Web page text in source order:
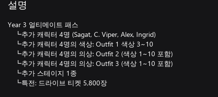
설명
Year 3 얼티메이트 패스
┗추가 캐릭터 4명 (Sagat, C. Viper, Alex, Ingrid)
┗추가 캐릭터 4명의 색상: Outfit 1 색상 3~10
┗추가 캐릭터 4명의 의상: Outfit 2 (색상 1~10 포함)
┗추가 캐릭터 4명의 의상: Outfit 3 (색상 1~10 포함)
┗추가 스테이지 1종
┗특전: 드라이브 티켓 5,800장